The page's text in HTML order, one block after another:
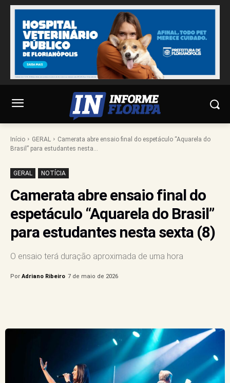
Início GERAL
Camerata abre ensaio final do espetáculo “Aquarela do
Brasil” para estudantes nesta...
GERAL NOTÍCIA
Camerata abre ensaio final do
espetáculo “Aquarela do Brasil”
para estudantes nesta sexta (8)
O ensaio terá duração aproximada de uma hora
Por Adriano Ribeiro 7 de maio de 2026